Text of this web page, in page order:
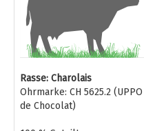
Rasse: Charolais
Ohrmarke: CH 5625.2 (UPPO
de Chocolat)